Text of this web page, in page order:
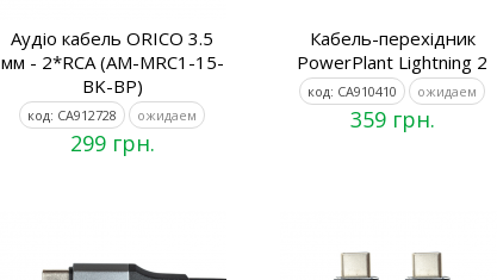
Аудіо кабель ORICO 3.5
мм - 2*RCA (AM-MRC1-15-
BK-BP)
код: CA912728 ожидаем
299 грн.
Кабель-перехідник
PowerPlant Lightning 2
код: CA910410 ожидаем
359 грн.